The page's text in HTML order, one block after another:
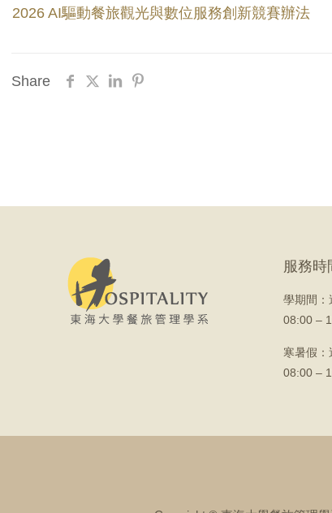
2026 AI驅動餐旅觀光與數位服務創新競賽辦法
Share
服務時
學期間：
08:00 –
寒暑假：
08:00 –